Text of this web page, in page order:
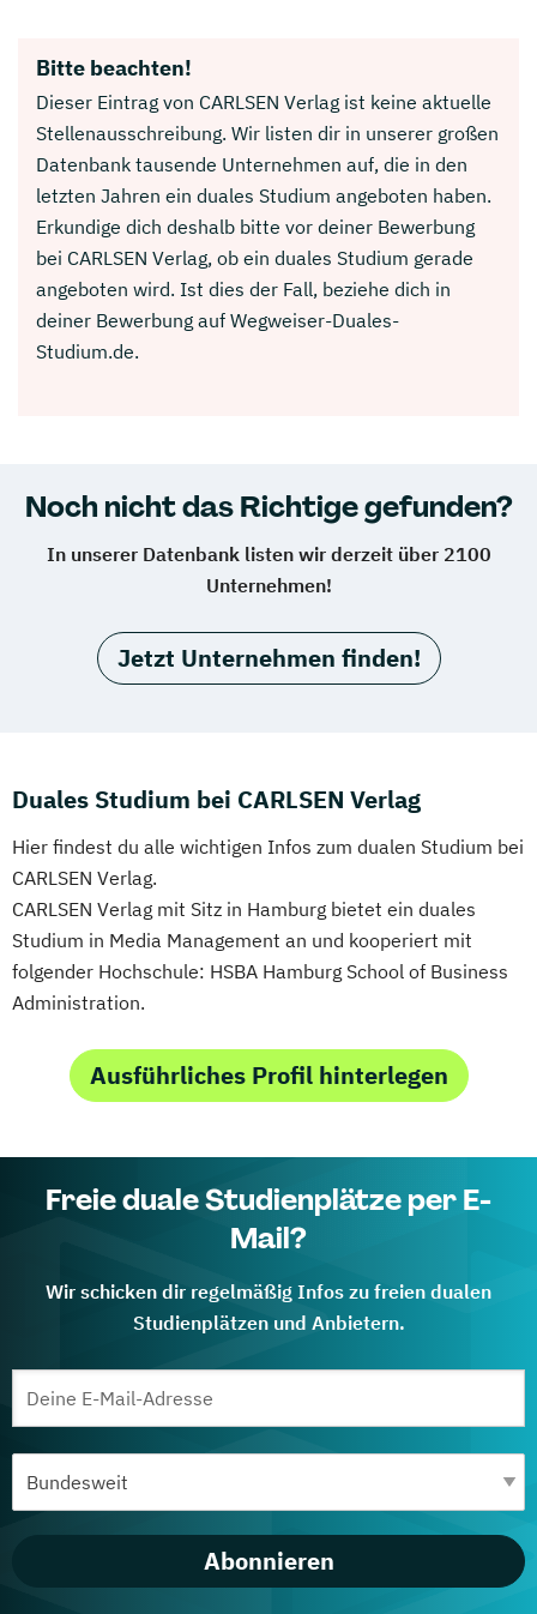
Bitte beachten!
Dieser Eintrag von CARLSEN Verlag ist keine aktuelle
Stellenausschreibung. Wir listen dir in unserer großen
Datenbank tausende Unternehmen auf, die in den
letzten Jahren ein duales Studium angeboten haben.
Erkundige dich deshalb bitte vor deiner Bewerbung
bei CARLSEN Verlag, ob ein duales Studium gerade
angeboten wird. Ist dies der Fall, beziehe dich in
deiner Bewerbung auf Wegweiser-Duales-
Studium.de.
Noch nicht das Richtige gefunden?
In unserer Datenbank listen wir derzeit über 2100
Unternehmen!
Jetzt Unternehmen finden!
Duales Studium bei CARLSEN Verlag
Hier findest du alle wichtigen Infos zum dualen Studium bei
CARLSEN Verlag.
CARLSEN Verlag mit Sitz in Hamburg bietet ein duales
Studium in Media Management an und kooperiert mit
folgender Hochschule: HSBA Hamburg School of Business
Administration.
Ausführliches Profil hinterlegen
Freie duale Studienplätze per E-
Mail?
Wir schicken dir regelmäßig Infos zu freien dualen
Studienplätzen und Anbietern.
Abonnieren